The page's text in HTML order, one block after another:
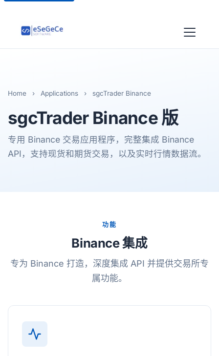
Home › Applications › sgcTrader Binance
sgcTraderBinance 版
专用 Binance 交易应用程序，完整集成 Binance
API，支持现货和期货交易，以及实时行情数据流。
功能
Binance 集成
专为 Binance 打造，深度集成 API 并提供交易所专
属功能。